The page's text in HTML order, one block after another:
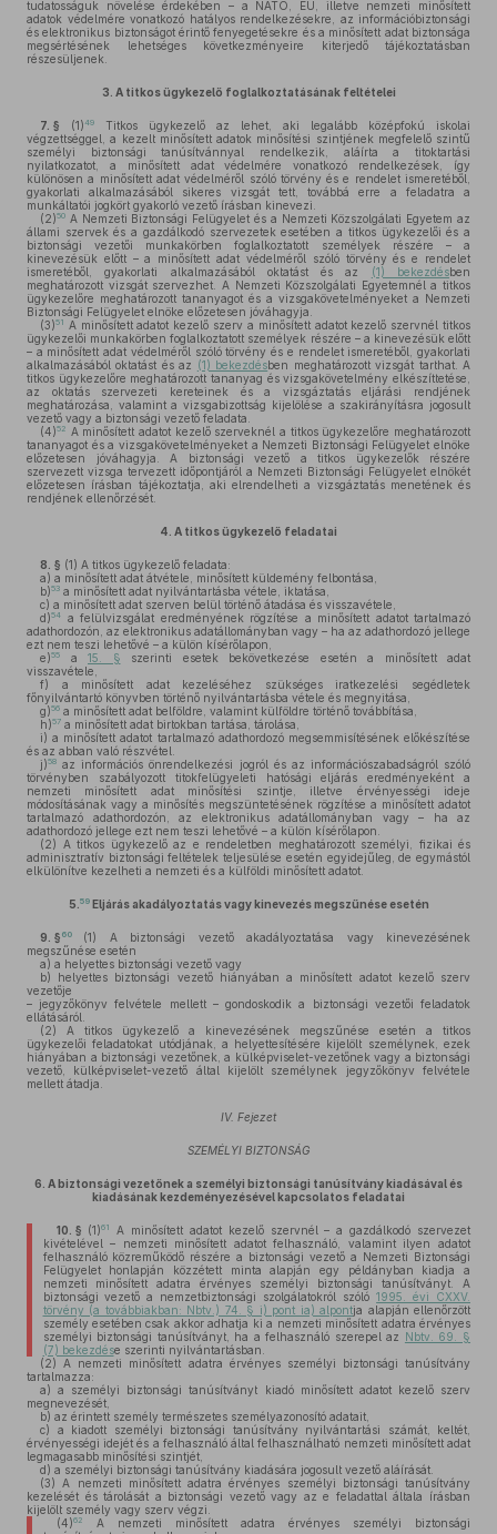
tudatosságuk növelése érdekében – a NATO, EU, illetve nemzeti minősített
adatok védelmére vonatkozó hatályos rendelkezésekre, az információbiztonsági
és elektronikus biztonságot érintő fenyegetésekre és a minősített adat biztonsága
megsértésének lehetséges következményeire kiterjedő tájékoztatásban
részesüljenek.
3. A titkos ügykezelő foglalkoztatásának feltételei
7. § (1)49
Titkos ügykezelő az lehet, aki legalább középfokú iskolai
végzettséggel, a kezelt minősített adatok minősítési szintjének megfelelő szintű
személyi biztonsági tanúsítvánnyal rendelkezik, aláírta a titoktartási
nyilatkozatot, a minősített adat védelmére vonatkozó rendelkezések, így
különösen a minősített adat védelméről szóló törvény és e rendelet ismeretéből,
gyakorlati alkalmazásából sikeres vizsgát tett, továbbá erre a feladatra a
munkáltatói jogkört gyakorló vezető írásban kinevezi.
(2)50 A Nemzeti Biztonsági Felügyelet és a Nemzeti Közszolgálati Egyetem az
állami szervek és a gazdálkodó szervezetek esetében a titkos ügykezelői és a
biztonsági vezetői munkakörben foglalkoztatott személyek részére – a
kinevezésük előtt – a minősített adat védelméről szóló törvény és e rendelet
ismeretéből, gyakorlati alkalmazásából oktatást és az
(1) bekezdésben
meghatározott vizsgát szervezhet. A Nemzeti Közszolgálati Egyetemnél a titkos
ügykezelőre meghatározott tananyagot és a vizsgakövetelményeket a Nemzeti
Biztonsági Felügyelet elnöke előzetesen jóváhagyja.
(3)51 A minősített adatot kezelő szerv a minősített adatot kezelő szervnél titkos
ügykezelői munkakörben foglalkoztatott személyek részére – a kinevezésük előtt
– a minősített adat védelméről szóló törvény és e rendelet ismeretéből, gyakorlati
alkalmazásából oktatást és az (1) bekezdésben meghatározott vizsgát tarthat. A
titkos ügykezelőre meghatározott tananyag és vizsgakövetelmény elkészíttetése,
az oktatás szervezeti kereteinek és a vizsgáztatás eljárási rendjének
meghatározása, valamint a vizsgabizottság kijelölése a szakirányításra jogosult
vezető vagy a biztonsági vezető feladata.
(4)52 A minősített adatot kezelő szerveknél a titkos ügykezelőre meghatározott
tananyagot és a vizsgakövetelményeket a Nemzeti Biztonsági Felügyelet elnöke
előzetesen jóváhagyja. A biztonsági vezető a titkos ügykezelők részére
szervezett vizsga tervezett időpontjáról a Nemzeti Biztonsági Felügyelet elnökét
előzetesen írásban tájékoztatja, aki elrendelheti a vizsgáztatás menetének és
rendjének ellenőrzését.
4. A titkos ügykezelő feladatai
8. § (1) A titkos ügykezelő feladata:
a) a minősített adat átvétele, minősített küldemény felbontása,
b)53 a minősített adat nyilvántartásba vétele, iktatása,
c) a minősített adat szerven belül történő átadása és visszavétele,
d)54
a felülvizsgálat eredményének rögzítése a minősített adatot tartalmazó
adathordozón, az elektronikus adatállományban vagy – ha az adathordozó jellege
ezt nem teszi lehetővé – a külön kísérőlapon,
e)55 a 15. § szerinti esetek bekövetkezése esetén a minősített adat
visszavétele,
f) a minősített adat kezeléséhez szükséges iratkezelési segédletek
főnyilvántartó könyvben történő nyilvántartásba vétele és megnyitása,
g)56 a minősített adat belföldre, valamint külföldre történő továbbítása,
h)57 a minősített adat birtokban tartása, tárolása,
i) a minősített adatot tartalmazó adathordozó megsemmisítésének előkészítése
és az abban való részvétel.
j)58 az információs önrendelkezési jogról és az információszabadságról szóló
törvényben szabályozott titokfelügyeleti hatósági eljárás eredményeként a
nemzeti minősített adat minősítési szintje, illetve érvényességi ideje
módosításának vagy a minősítés megszüntetésének rögzítése a minősített adatot
tartalmazó adathordozón, az elektronikus adatállományban vagy – ha az
adathordozó jellege ezt nem teszi lehetővé – a külön kísérőlapon.
(2) A titkos ügykezelő az e rendeletben meghatározott személyi, fizikai és
adminisztratív biztonsági feltételek teljesülése esetén egyidejűleg, de egymástól
elkülönítve kezelheti a nemzeti és a külföldi minősített adatot.
5. 59 Eljárás akadályoztatás vagy kinevezés megszűnése esetén
9. § 60 (1)
A biztonsági vezető akadályoztatása vagy kinevezésének
megszűnése esetén
a) a helyettes biztonsági vezető vagy
b) helyettes biztonsági vezető hiányában a minősített adatot kezelő szerv
vezetője
– jegyzőkönyv felvétele mellett – gondoskodik a biztonsági vezetői feladatok
ellátásáról.
(2) A titkos ügykezelő a kinevezésének megszűnése esetén a titkos
ügykezelői feladatokat utódjának, a helyettesítésére kijelölt személynek, ezek
hiányában a biztonsági vezetőnek, a külképviselet-vezetőnek vagy a biztonsági
vezető, külképviselet-vezető által kijelölt személynek jegyzőkönyv felvétele
mellett átadja.
IV. Fejezet
SZEMÉLYI BIZTONSÁG
6. A biztonsági vezetőnek a személyi biztonsági tanúsítvány kiadásával és
kiadásának kezdeményezésével kapcsolatos feladatai
10. § (1)61
A minősített adatot kezelő szervnél – a gazdálkodó szervezet
kivételével – nemzeti minősített adatot felhasználó, valamint ilyen adatot
felhasználó közreműködő részére a biztonsági vezető a Nemzeti Biztonsági
Felügyelet honlapján közzétett minta alapján egy példányban kiadja a
nemzeti minősített adatra érvényes személyi biztonsági tanúsítványt. A
biztonsági vezető a nemzetbiztonsági szolgálatokról szóló1995. évi CXXV.
törvény (a továbbiakban: Nbtv.) 74. § i) pont ia) alpontja alapján ellenőrzött
személy esetében csak akkor adhatja ki a nemzeti minősített adatra érvényes
személyi biztonsági tanúsítványt, ha a felhasználó szerepel az Nbtv. 69. §
(7) bekezdése szerinti nyilvántartásban.
(2) A nemzeti minősített adatra érvényes személyi biztonsági tanúsítvány
tartalmazza:
a) a személyi biztonsági tanúsítványt kiadó minősített adatot kezelő szerv
megnevezését,
b) az érintett személy természetes személyazonosító adatait,
c) a kiadott személyi biztonsági tanúsítvány nyilvántartási számát, keltét,
érvényességi idejét és a felhasználó által felhasználható nemzeti minősített adat
legmagasabb minősítési szintjét,
d) a személyi biztonsági tanúsítvány kiadására jogosult vezető aláírását.
(3) A nemzeti minősített adatra érvényes személyi biztonsági tanúsítvány
kezelését és tárolását a biztonsági vezető vagy az e feladattal általa írásban
kijelölt személy vagy szerv végzi.
(4)62
A nemzeti minősített adatra érvényes személyi biztonsági